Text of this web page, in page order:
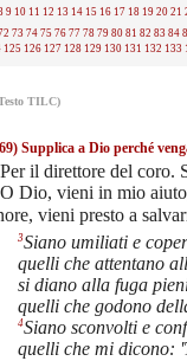
9 10 11 12 13 14 15 16 17 18 19 20 21
73 74 75 76 77 78 79 80 81 82 83 84
125 126 127 128 129 130 131 132 133
TILC)
Supplica a Dio perché
Per il direttore del coro.
O Dio, vieni in mio
vieni presto a
3Siano umiliati e
quelli che attentano
si diano alla fuga
quelli che godono
4Siano sconvolti e
quelli che mi dicono: